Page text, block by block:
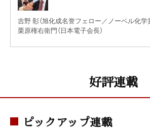
吉野 彰（旭化成名誉フェロー／ノーベル化学
栗原権右衛門（日本電子会長）
好評連載
ピックアップ連載